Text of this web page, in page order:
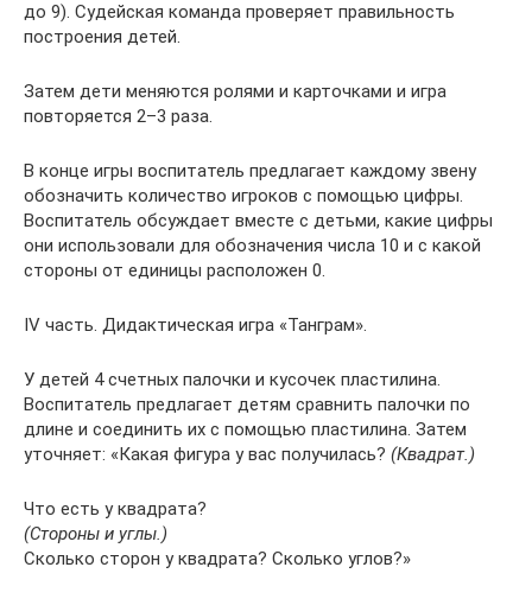
до 9). Судейская команда проверяет правильность
построения детей.
Затем дети меняются ролями и карточками и игра
повторяется 2–3 раза.
В конце игры воспитатель предлагает каждому звену
обозначить количество игроков с помощью цифры.
Воспитатель обсуждает вместе с детьми, какие цифры
они использовали для обозначения числа 10 и с какой
стороны от единицы расположен 0.
IV часть. Дидактическая игра «Танграм».
У детей 4 счетных палочки и кусочек пластилина.
Воспитатель предлагает детям сравнить палочки по
длине и соединить их с помощью пластилина. Затем
уточняет: «Какая фигура у вас получилась? (Квадрат.)
Что есть у квадрата?
(Стороны и углы.)
Сколько сторон у квадрата? Сколько углов?»